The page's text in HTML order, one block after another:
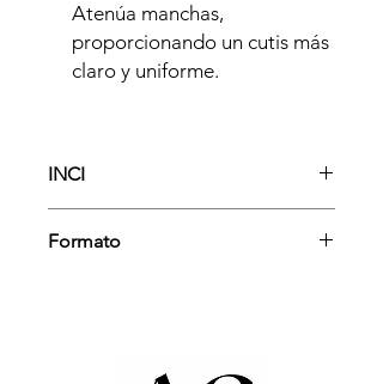
Atenúa manchas,
proporcionando un cutis más
claro y uniforme.
INCI
Formato